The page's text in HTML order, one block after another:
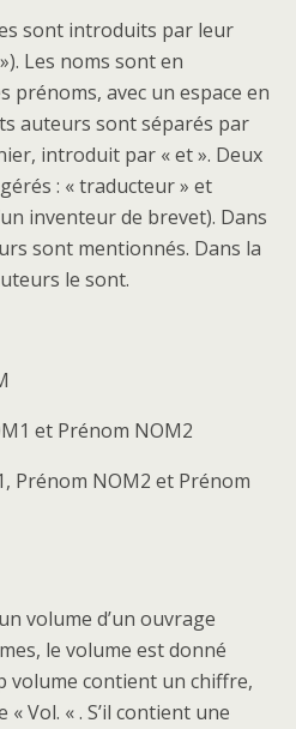
sont introduits par leur
Les noms sont en
prénoms, avec un espace en
auteurs sont séparés par
introduit par « et ». Deux
: « traducteur » et
inventeur de brevet). Dans
sont mentionnés. Dans la
le sont.
et Prénom NOM2
Prénom NOM2 et Prénom
volume d’un ouvrage
le volume est donné
volume contient un chiffre,
Vol. « . S’il contient une